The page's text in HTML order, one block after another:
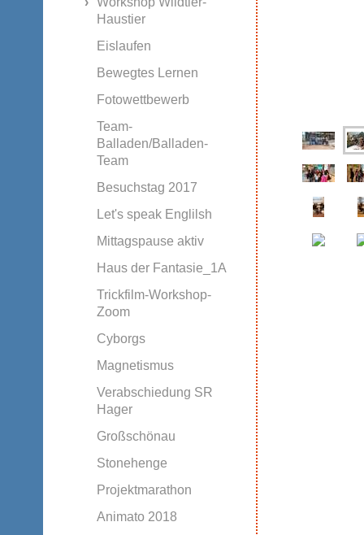
Haustier
Eislaufen
Bewegtes Lernen
Fotowettbewerb
Team-
Balladen/Balladen-
Team
Besuchstag 2017
Let's speak Englilsh
Mittagspause aktiv
Haus der Fantasie_1A
Trickfilm-Workshop-
Zoom
Cyborgs
Magnetismus
Verabschiedung SR
Hager
Großschönau
Stonehenge
Projektmarathon
Animato 2018